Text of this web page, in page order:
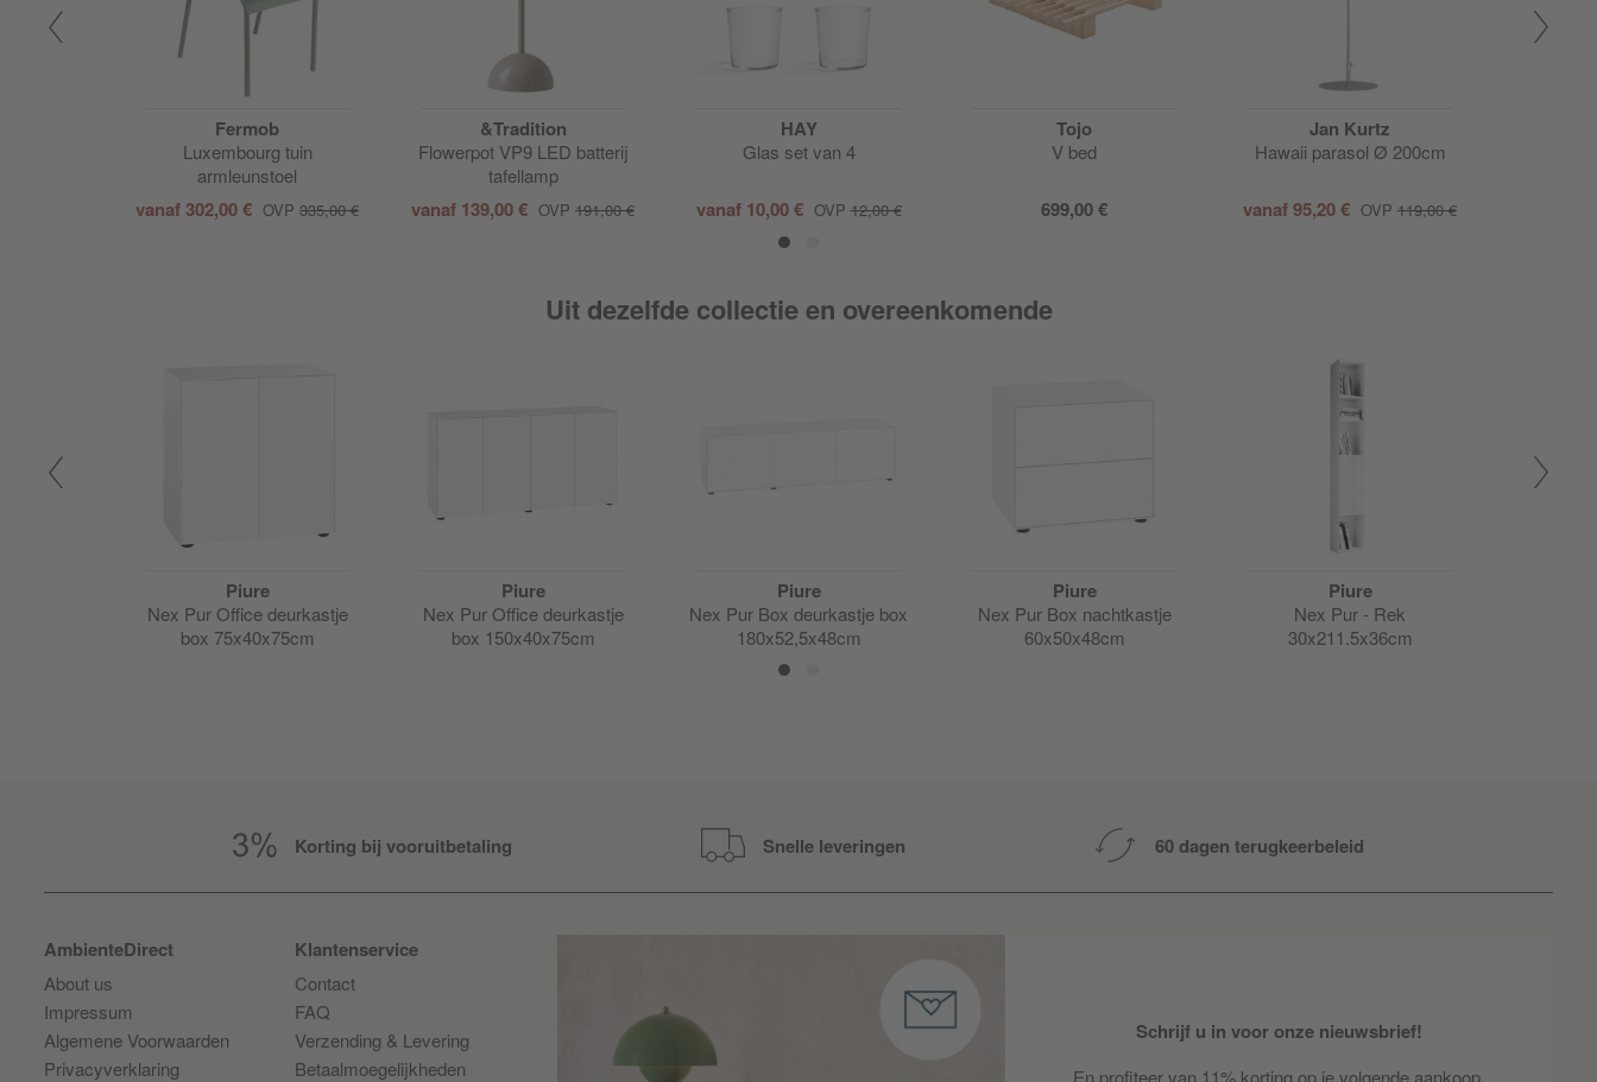
Fermob
Luxembourg tuin
armleunstoel
vanaf302,00 € OVP 335,00 €
&Tradition
Flowerpot VP9 LED batterij
tafellamp
vanaf 139,00 € OVP 191,00 €
HAY
Glas set van 4
vanaf 10,00 € OVP12,00 €
Tojo
V bed
699,00 €
Jan Kurtz
Hawaii parasol Ø 200cm
vanaf95,20 € OVP 119,00 €
Uit dezelfde collectie en overeenkomende
Piure
Nex Pur Office deurkastje
box 75x40x75cm
Piure
Nex Pur Office deurkastje
box 150x40x75cm
Piure
Nex Pur Box deurkastje box
180x52,5x48cm
Piure
Nex Pur Box nachtkastje
60x50x48cm
Piure
Nex Pur - Rek
30x211.5x36cm
Korting bij vooruitbetaling Snelle leveringen 60 dagen terugkeerbeleid
Schrijf u in voor onze nieuwsbrief!
En profiteer van 11% korting op je volgende aankoop.
AmbienteDirect
About us
Impressum
Algemene Voorwaarden
Privacyverklaring
Klantenservice
Contact
FAQ
Verzending & Levering
Betaalmoegelijkheden